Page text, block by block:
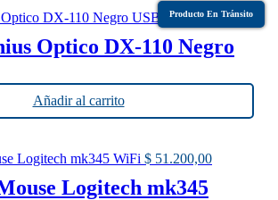
Producto En Tránsito
$5.500,00
Optico DX-110 Negro
Añadir al carrito
$ 51.200,00
Logitech mk345